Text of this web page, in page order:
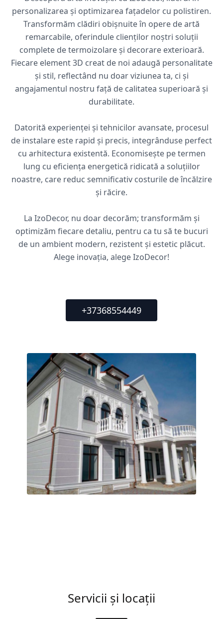
personalizarea și optimizarea fațadelor cu polistiren.
Transformăm clădiri obișnuite în opere de artă
remarcabile, oferindule clienților noștri soluții
complete de termoizolare și decorare exterioară.
Fiecare element 3D creat de noi adaugă personalitate
și stil, reflectând nu doar viziunea ta, ci și
angajamentul nostru față de calitatea superioară și
durabilitate.
Datorită experienței și tehnicilor avansate, procesul
de instalare este rapid și precis, integrânduse perfect
cu arhitectura existentă. Economisește pe termen
lung cu eficiența energetică ridicată a soluțiilor
noastre, care reduc semnificativ costurile de încălzire
și răcire.
La IzoDecor, nu doar decorăm; transformăm și
optimizăm fiecare detaliu, pentru ca tu să te bucuri
de un ambient modern, rezistent și estetic plăcut.
Alege inovația, alege IzoDecor!
+37368554449
Servicii și locații